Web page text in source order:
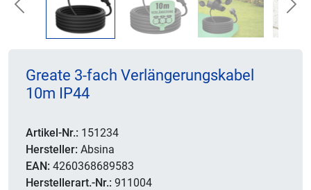
Previous
Greate 3-fach Verlängerungskabel
10m IP44
Artikel-Nr.: 151234
Hersteller: Absina
EAN: 4260368689583
Herstellerart.-Nr.: 911004